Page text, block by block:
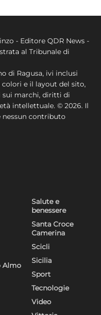
- Editore QDR News -
al Tribunale di
di Ragusa, ivi inclusi
e il layout del sito,
marchi, diritti di
intellettuale. © 2026. Il
nessun contributo
Almo
Salute e
benessere
Santa Croce
Camerina
Scicli
Sicilia
Sport
Tecnologie
Video